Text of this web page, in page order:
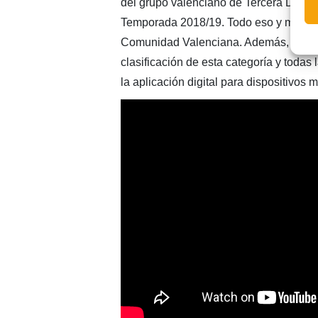
Temporada 2018/19. Todo eso y
Comunidad Valenciana. Además,
clasificación de esta categoría y
la aplicación digital para dispositivos